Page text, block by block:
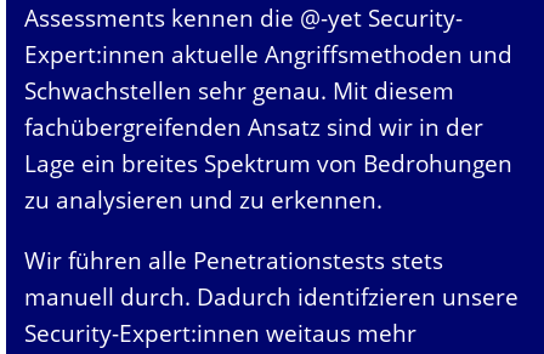
Assessments kennen die @-yet Security-
Expert:innen aktuelle Angriffsmethoden und
Schwachstellen sehr genau. Mit diesem
fachübergreifenden Ansatz sind wir in der
Lage ein breites Spektrum von Bedrohungen
zu analysieren und zu erkennen.
Wir führen alle Penetrationstests stets
manuell durch. Dadurch identifzieren unsere
Security-Expert:innen weitaus mehr